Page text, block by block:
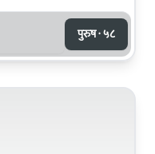
पुरुष · ५८